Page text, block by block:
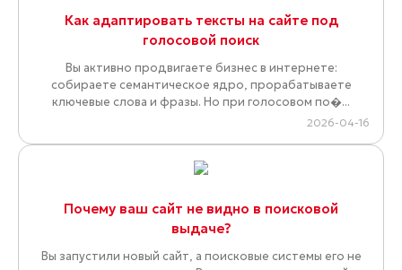
Как адаптировать тексты на сайте под
голосовой поиск
Вы активно продвигаете бизнес в интернете:
собираете семантическое ядро, прорабатываете
ключевые слова и фразы. Но при голосовом по�...
2026-04-16
Почему ваш сайт не видно в поисковой
выдаче?
Вы запустили новый сайт, а поисковые системы его не